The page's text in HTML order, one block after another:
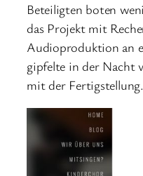
Beteiligten boten
das Projekt mit
Audioproduktion an
gipfelte in der Nacht
mit der Fertigstellung.